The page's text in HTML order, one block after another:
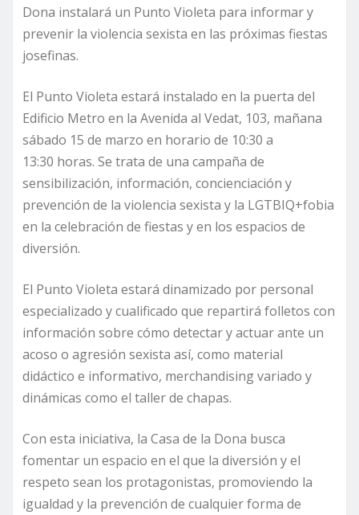
Dona instalará un Punto Violeta para informar y
prevenir la violencia sexista en las próximas fiestas
josefinas.
El Punto Violeta estará instalado en la puerta del
Edificio Metro en la Avenida al Vedat, 103, mañana
sábado 15 de marzo en horario de 10:30 a
13:30 horas. Se trata de una campaña de
sensibilización, información, concienciación y
prevención de la violencia sexista y la LGTBIQ+fobia
en la celebración de fiestas y en los espacios de
diversión.
El Punto Violeta estará dinamizado por personal
especializado y cualificado que repartirá folletos con
información sobre cómo detectar y actuar ante un
acoso o agresión sexista así, como material
didáctico e informativo, merchandising variado y
dinámicas como el taller de chapas.
Con esta iniciativa, la Casa de la Dona busca
fomentar un espacio en el que la diversión y el
respeto sean los protagonistas, promoviendo la
igualdad y la prevención de cualquier forma de